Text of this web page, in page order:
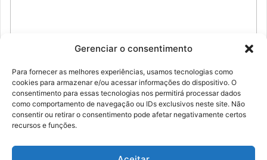
Gerenciar o consentimento
Para fornecer as melhores experiências, usamos tecnologias como
cookies para armazenar e/ou acessar informações do dispositivo. O
consentimento para essas tecnologias nos permitirá processar dados
como comportamento de navegação ou IDs exclusivos neste site. Não
consentir ou retirar o consentimento pode afetar negativamente certos
recursos e funções.
Enviar